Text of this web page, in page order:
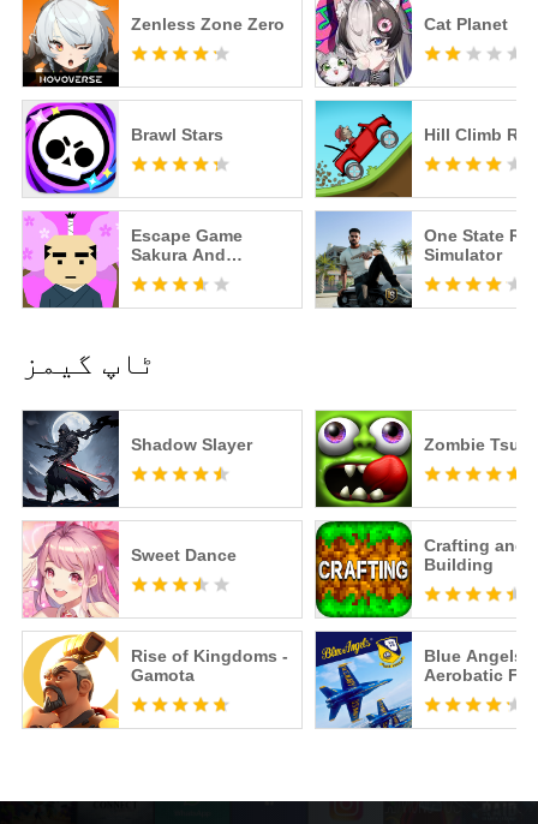
Zenless Zone Zero Cat Planet
Brawl Stars Hill Climb
Escape Game
Sakura And
Samurai
One State RP
Simulator
ٹاپ گیمز
Shadow Slayer
Sweet Dance
Rise of Kingdoms -
Gamota
Zombie
Crafting and
Building
Blue Angels:
Aerobatic